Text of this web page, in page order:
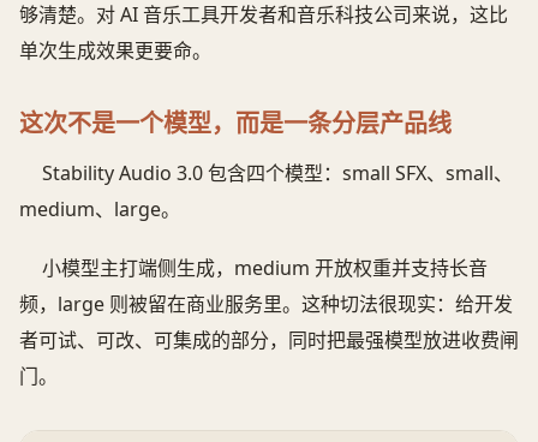
够清楚。对 AI 音乐工具开发者和音乐科技公司来说，这比
单次生成效果更要命。
这次不是一个模型，而是一条分层产品线
Stability Audio 3.0 包含四个模型：small SFX、small、
medium、large。
小模型主打端侧生成，medium 开放权重并支持长音
频，large 则被留在商业服务里。这种切法很现实：给开发
者可试、可改、可集成的部分，同时把最强模型放进收费闸
门。